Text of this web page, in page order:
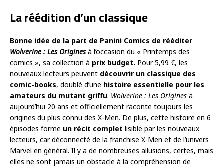
La réédition d’un classique
Bonne idée de la part de Panini Comics de rééditer
Wolverine : Les Originesà l’occasion du « Printemps des
comics », sa collection à prix budget. Pour 5,99 €, les
nouveaux lecteurs peuvent découvrir un classique des
comic-books, doublé d’une histoire essentielle pour les
amateurs du mutant griffu. Wolverine : Les Origines a
aujourd’hui 20 ans et officiellement raconte toujours les
origines du plus connu des X-Men. De plus, cette histoire en 6
épisodes forme un récit complet lisible par les nouveaux
lecteurs, car déconnecté de la franchise X-Men et de l’univers
Marvel en général. Il y a de nombreuses allusions, certes, mais
elles ne sont jamais un obstacle à la compréhension de